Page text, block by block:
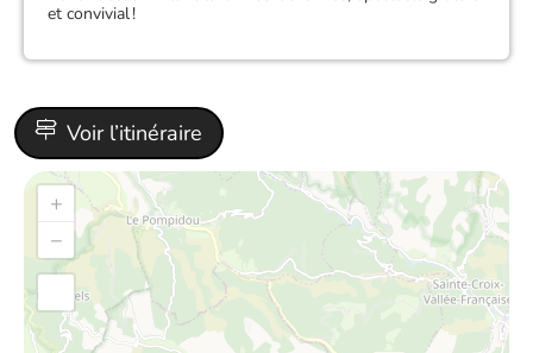
et convivial !
Voir l’itinéraire
+
−